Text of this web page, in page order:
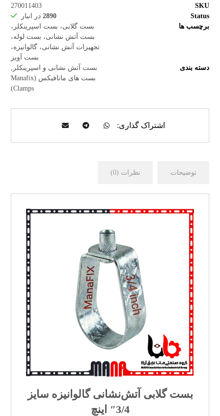
SKU
270011403
Status
2890در انبار
برچسب ها
بست گلابی، بست اسپرینکلر،
بست آتش نشانی، بست لوله،
تجهیزات آتش نشانی، گالوانیزه،
بست آویز
دسته بندی
بست آتش نشانی و اسپرینکلر
بست های مانافیکس (Manafix
Clamps)
توضیحات نظرات (0)
بست گلابی آتش‌نشانی گالوانیزه سایز
3/4″ اینچ